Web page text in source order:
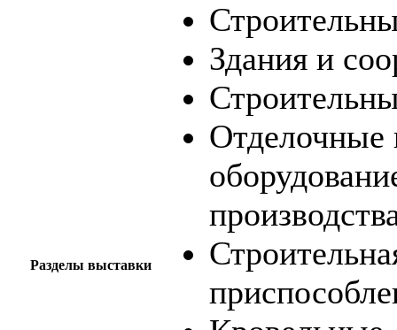
Разделы выставки
Здания и
Отделочные